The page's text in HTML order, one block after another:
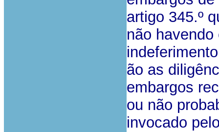
artigo 345.º
não
ão as
embargos
ou não
invocado